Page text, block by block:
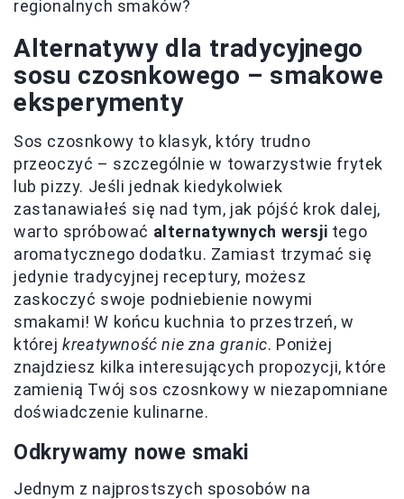
regionalnych smaków?
Alternatywy dla tradycyjnego
sosu czosnkowego – smakowe
eksperymenty
Sos czosnkowy to klasyk, który trudno
przeoczyć – szczególnie w towarzystwie frytek
lub pizzy. Jeśli jednak kiedykolwiek
zastanawiałeś się nad tym, jak pójść krok dalej,
warto spróbować alternatywnych wersji tego
aromatycznego dodatku. Zamiast trzymać się
jedynie tradycyjnej receptury, możesz
zaskoczyć swoje podniebienie nowymi
smakami! W końcu kuchnia to przestrzeń, w
którejkreatywność nie zna granic. Poniżej
znajdziesz kilka interesujących propozycji, które
zamienią Twój sos czosnkowy w niezapomniane
doświadczenie kulinarne.
Odkrywamy nowe smaki
Jednym z najprostszych sposobów na